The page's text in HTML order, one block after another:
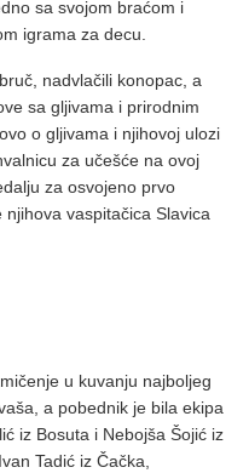
sa svojom braćom i
igrama za decu.
nadvlačili konopac, a
sa gljivama i prirodnim
o gljivama i njihovoj ulozi
za učešće na ovoj
za osvojeno prvo
vaspitačica Slavica
u kuvanju najboljeg
a pobednik je bila ekipa
iz Bosuta i Nebojša Šojić iz
Tadić iz Čačka,